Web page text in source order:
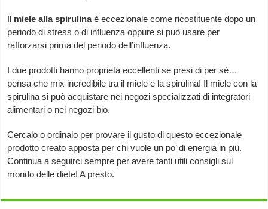
Il miele alla spirulinaè eccezionale come ricostituente dopo un
periodo di stress o di influenza oppure si può usare per
rafforzarsi prima del periodo dell’influenza.
I due prodotti hanno proprietà eccellenti se presi di per sé…
pensa che mix incredibile tra il miele e la spirulina! Il miele con la
spirulina si può acquistare nei negozi specializzati di integratori
alimentari o nei negozi bio.
Cercalo o ordinalo per provare il gusto di questo eccezionale
prodotto creato apposta per chi vuole un po’ di energia in più.
Continua a seguirci sempre per avere tanti utili consigli sul
mondo delle diete! A presto.